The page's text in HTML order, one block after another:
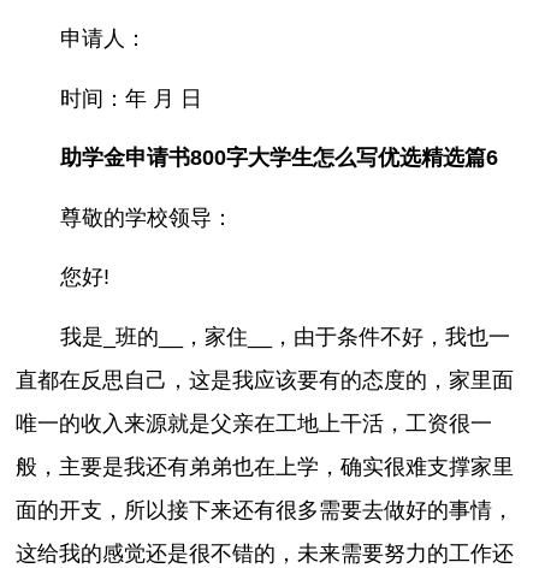
申请人：
时间：年 月 日
助学金申请书800字大学生怎么写优选精选篇6
尊敬的学校领导：
您好!
我是_班的__，家住__，由于条件不好，我也一
直都在反思自己，这是我应该要有的态度的，家里面
唯一的收入来源就是父亲在工地上干活，工资很一
般，主要是我还有弟弟也在上学，确实很难支撑家里
面的开支，所以接下来还有很多需要去做好的事情，
这给我的感觉还是很不错的，未来需要努力的工作还